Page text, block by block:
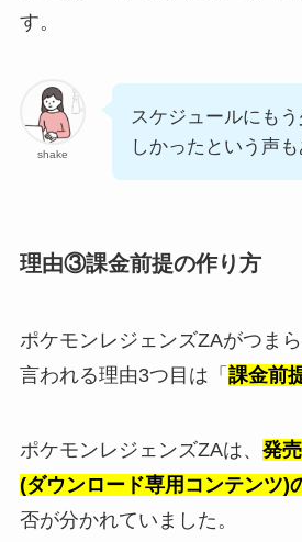
す。
shake
スケジュールにも
しかったという声も
理由③課金前提の作り方
ポケモンレジェンズZAがつま
言われる理由3つ目は「 課金前
ポケモンレジェンズZAは、 発
(ダウンロード専用コンテンツ)
否が分かれていました。